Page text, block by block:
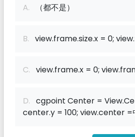
A. （都不是）
B. view.frame.size.x = 0;
C. view.frame.x = 0;
D. cgpoint Center =
center.y = 100; view.center =